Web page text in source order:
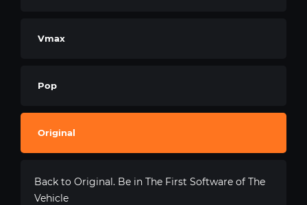
Vmax
Pop
Original
Back to Original. Be in The First Software of The
Vehicle